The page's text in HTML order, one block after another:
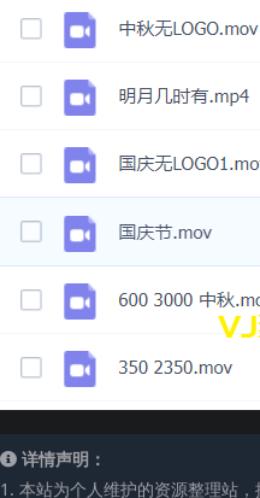
详情声明：
1. 本站为个人维护的资源整理站